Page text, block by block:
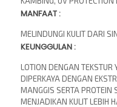
MANFAAT :
MELINDUNGI KULIT DARI
KEUNGGULAN :
LOTION DENGAN
DIPERKAYA DENGAN
MANGGIS SERTA PROTEIN
MENJADIKAN KULIT LEBIH